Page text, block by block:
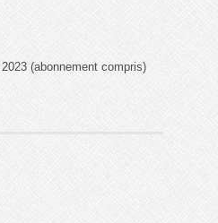
(abonnement compris)